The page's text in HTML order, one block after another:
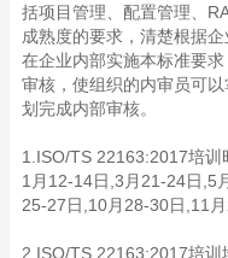
括项目管理、配置管理、
成熟度的要求，清楚根据
在企业内部实施本标准要
审核，使组织的内审员可
划完成内部审核。
1.ISO/TS 22163:2017培训
1月12-14日,3月21-24日,5
25-27日,10月28-30日,11
2.ISO/TS 22163:2017培训